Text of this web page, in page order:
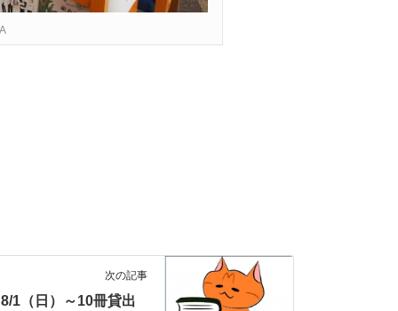
次の記事
8/1（日）～10冊貸出